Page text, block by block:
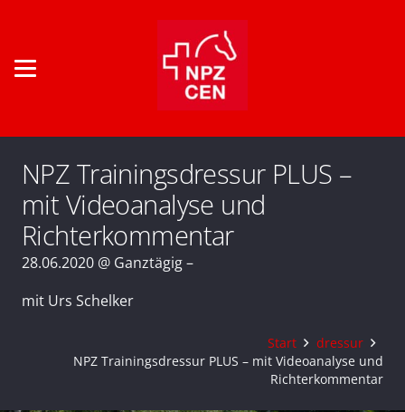
NPZ Trainingsdressur PLUS –
mit Videoanalyse und
Richterkommentar
28.06.2020 @ Ganztägig –
mit Urs Schelker
Start
dressur
NPZ Trainingsdressur PLUS – mit Videoanalyse und
Richterkommentar